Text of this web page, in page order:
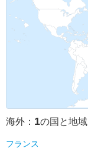
海外： 1の国と地域
フランス